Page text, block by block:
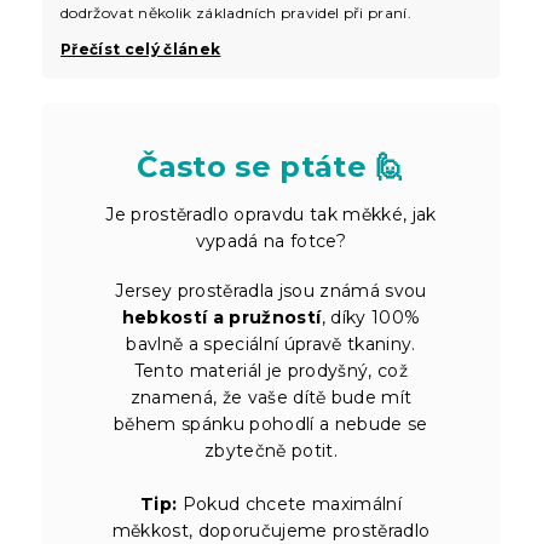
dodržovat několik základních pravidel při praní.
Přečíst celý článek
Často se ptáte 🙋
Je prostěradlo opravdu tak měkké, jak
vypadá na fotce?
Jersey prostěradla jsou známá svou
hebkostí a pružností, díky 100%
bavlně a speciální úpravě tkaniny.
Tento materiál je prodyšný, což
znamená, že vaše dítě bude mít
během spánku pohodlí a nebude se
zbytečně potit.
Tip: Pokud chcete maximální
měkkost, doporučujeme prostěradlo